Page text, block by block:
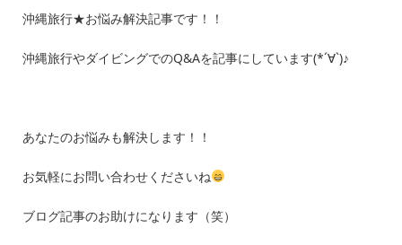
沖縄旅行★お悩み解決記事です！！
沖縄旅行やダイビングでのQ&Aを記事にしています(*´∀`)♪
あなたのお悩みも解決します！！
お気軽にお問い合わせくださいね
ブログ記事のお助けになります（笑）